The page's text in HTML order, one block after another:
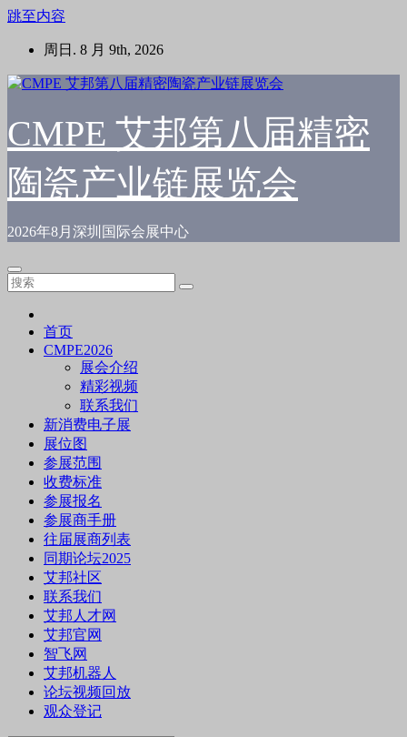
跳至内容
周日. 8 月 9th, 2026
CMPE 艾邦第八届精密
陶瓷产业链展览会
2026年8月深圳国际会展中心
首页
CMPE2026
展会介绍
精彩视频
联系我们
新消费电子展
展位图
参展范围
收费标准
参展报名
参展商手册
往届展商列表
同期论坛2025
艾邦社区
联系我们
艾邦人才网
艾邦官网
智飞网
艾邦机器人
论坛视频回放
观众登记